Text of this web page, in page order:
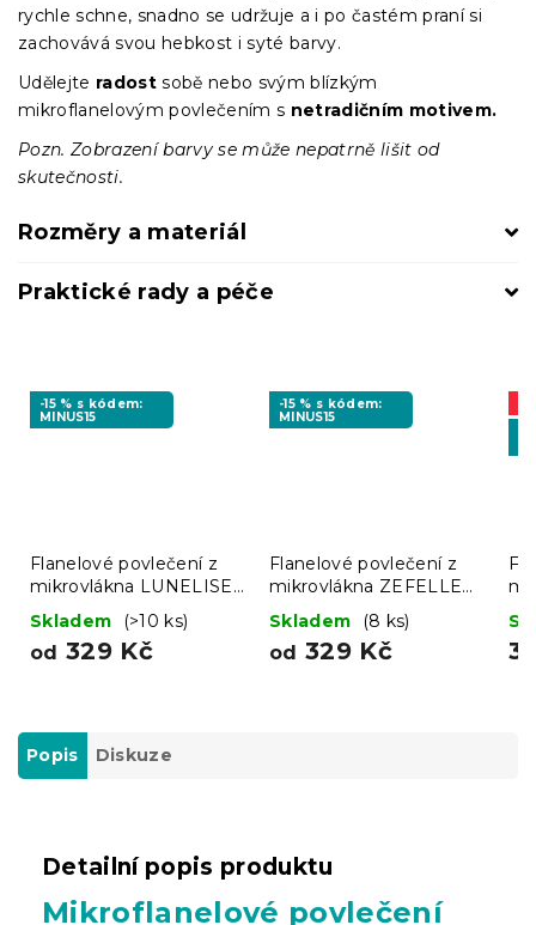
rychle schne, snadno se udržuje a i po častém praní si
zachovává svou hebkost i syté barvy.
Udělejte radost sobě nebo svým blízkým
mikroflanelovým povlečením s netradičním motivem.
Pozn. Zobrazení barvy se může nepatrně lišit od
skutečnosti.
Rozměry a materiál
Praktické rady a péče
-15 % s kódem:
MINUS15
Flanelové povlečení z
mikrovlákna LUNELISE
barevné
Skladem (>10 ks)
od 329 Kč
-15 % s kódem:
MINUS15
Flanelové povlečení z
mikrovlákna ZEFELLE
tmavě zelené
Skladem (8 ks)
od 329 Kč
Popis Diskuze
Detailní popis produktu
Mikroflanelové povlečení